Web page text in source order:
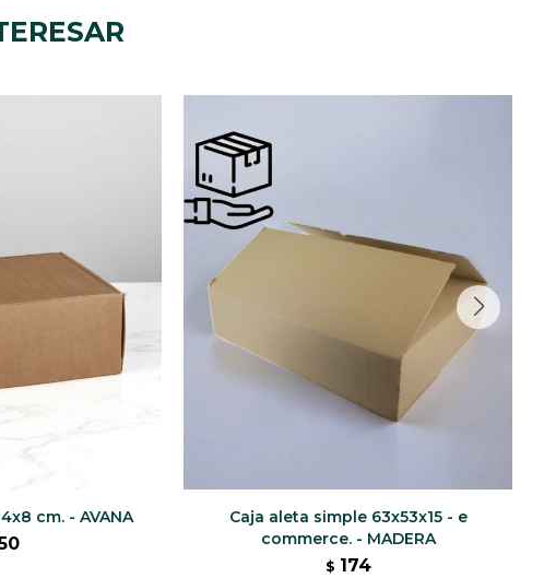
cm. - AVANA
Caja aleta simple 63x53x15 - e
commerce. - MADERA
$ 174